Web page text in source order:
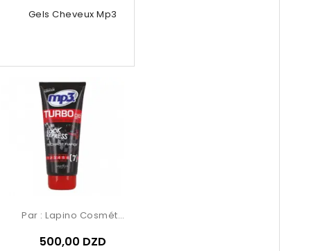
Gels Cheveux Mp3
Par : Lapino Cosmétique
500,00 DZD